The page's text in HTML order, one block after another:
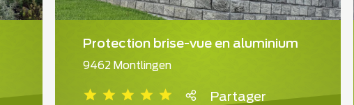
Protection brise-vue en aluminium
9462 Montlingen
Partager